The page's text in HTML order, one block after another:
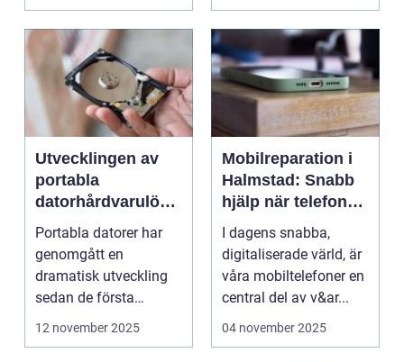
Utvecklingen av
portabla
datorhårdvarulösn
ingar
Portabla datorer har
genomgått en
dramatisk utveckling
sedan de första
bärbara model...
12 november 2025
Mobilreparation i
Halmstad: Snabb
hjälp när telefonen
gått sönder
I dagens snabba,
digitaliserade värld, är
våra mobiltelefoner en
central del av v&ar...
04 november 2025